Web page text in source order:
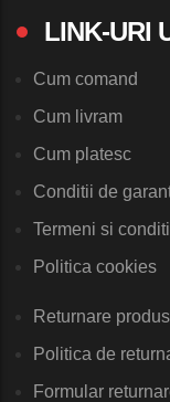
LINK-URI
Cum comand
Cum livram
Cum platesc
Conditii de
Termeni si
Politica cookies
Returnare
Politica de
Formular